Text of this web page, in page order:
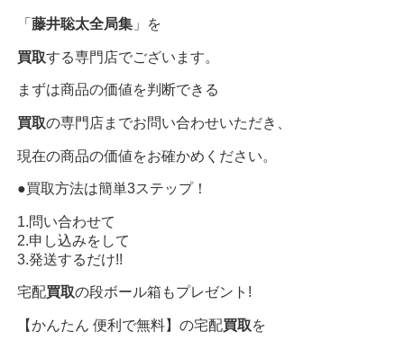
「 藤井聡太全局集」を
買取する専門店でございます。
まずは商品の価値を判断できる
買取の専門店までお問い合わせいただき、
現在の商品の価値をお確かめください。
●買取方法は簡単3ステップ！
1.問い合わせて
2.申し込みをして
3.発送するだけ!!
宅配買取の段ボール箱もプレゼント!
【かんたん 便利で無料】の宅配買取を